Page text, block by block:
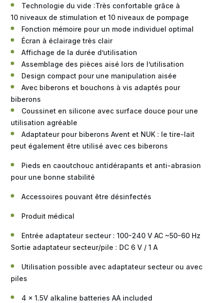
Technologie du vide :Très confortable grâce à
10 niveaux de stimulation et 10 niveaux de pompage
Fonction mémoire pour un mode individuel optimal
Écran à éclairage très clair
Affichage de la durée d’utilisation
Assemblage des pièces aisé lors de l’utilisation
Design compact pour une manipulation aisée
Avec biberons et bouchons à vis adaptés pour
biberons
Coussinet en silicone avec surface douce pour une
utilisation agréable
Adaptateur pour biberons Avent et NUK : le tire-lait
peut également être utilisé avec ces biberons
Pieds en caoutchouc antidérapants et anti-abrasion
pour une bonne stabilité
Accessoires pouvant être désinfectés
Produit médical
Entrée adaptateur secteur : 100-240 V AC ~50-60 Hz
Sortie adaptateur secteur/pile : DC 6 V / 1 A
Utilisation possible avec adaptateur secteur ou avec
piles
4 x 1.5V alkaline batteries AA included